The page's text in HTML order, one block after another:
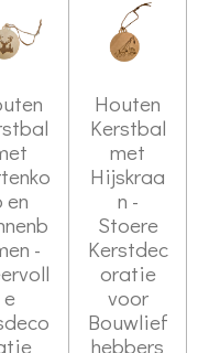
en
-
e
Houten
Kerstbal
met
Hijskraa
n -
Stoere
Kerstdec
oratie
voor
Bouwlief
hebbers